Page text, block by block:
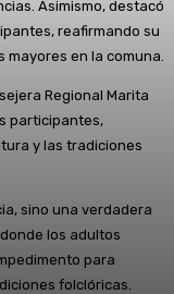
Asimismo, destacó
reafirmando su
en la comuna.
Regional Marita
participantes,
y las tradiciones
sino una verdadera
los adultos
para
folclóricas.